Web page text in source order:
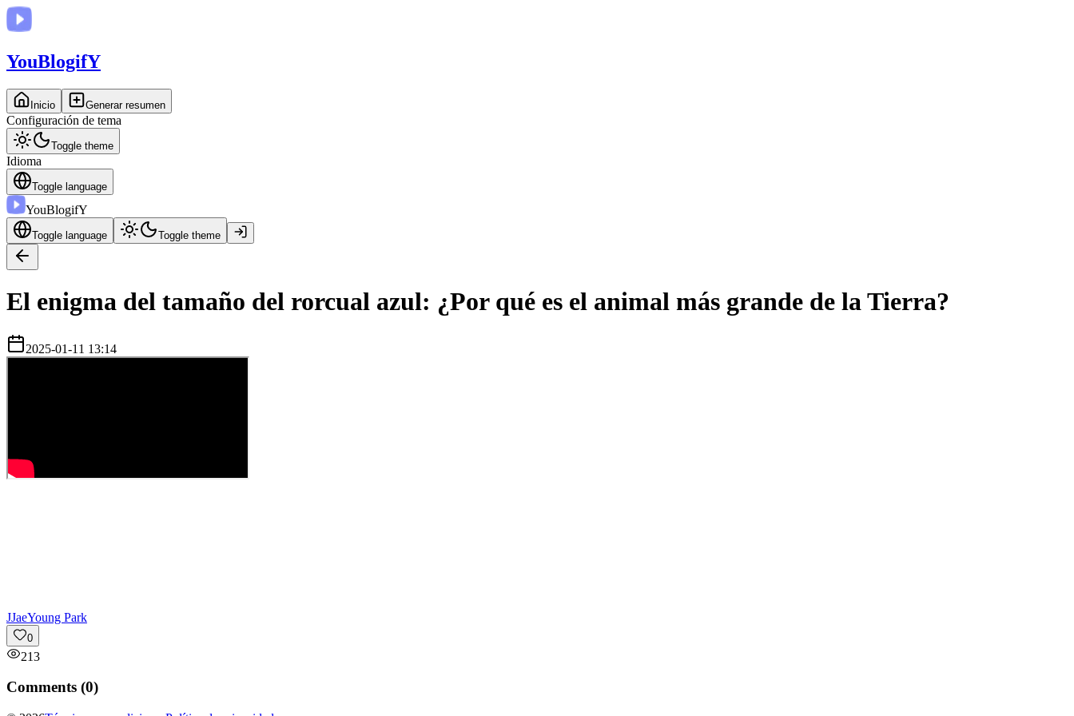
YouBlogifY
Inicio Generar resumen
Configuración de tema
Toggle theme
Idioma
Toggle language
YouBlogifY
Toggle language Toggle theme
El enigma del tamaño del rorcual azul: ¿Por qué es el animal más grande de la Tierra?
2025-01-11 13:14
JJaeYoung Park
0
213
Comments (0)